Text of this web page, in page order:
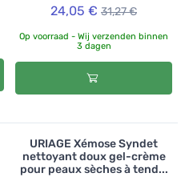
24,05 € 31,27 €
Op voorraad - Wij verzenden binnen
3 dagen
URIAGE Xémose Syndet
nettoyant doux gel-crème
pour peaux sèches à tend...